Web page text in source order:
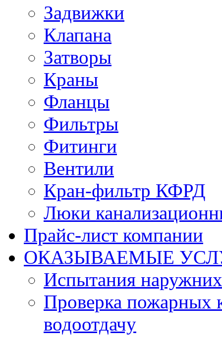
Задвижки
Клапана
Затворы
Краны
Фланцы
Фильтры
Фитинги
Вентили
Кран-фильтр КФРД
Люки
Прайс-лист компании
ОКАЗЫВАЕМЫЕ
Испытания
Проверка пожарных
водоотдачу